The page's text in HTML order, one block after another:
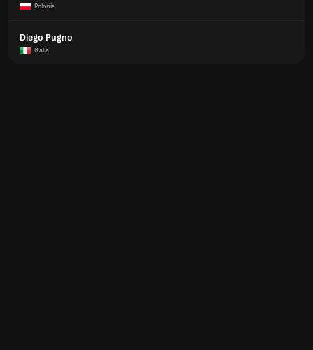
Polonia
Diego Pugno
Italia